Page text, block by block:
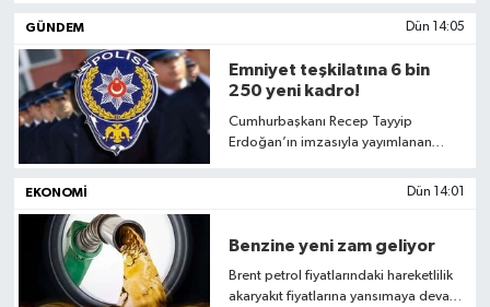
Kurulu’nda kabul edilerek yasalaştı.
GÜNDEM Dün 14:05
Emniyet teşkilatına 6 bin
250 yeni kadro!
Cumhurbaşkanı Recep Tayyip
Erdoğan’ın imzasıyla yayımlanan
Emniyet Genel Müdürlüğü’ne merkez
ihdas edildi. Kadroların 5 bin 125’i
EKONOMI Dün 14:01
Benzine yeni zam geliyor
Brent petrol fiyatlarındaki hareketlilik
akaryakıt fiyatlarına yansımaya devam